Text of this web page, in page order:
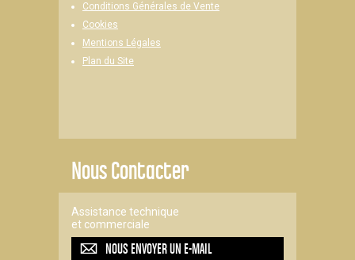
Conditions Générales de Vente
Cookies
Mentions Légales
Plan du Site
Nous Contacter
Assistance technique
et commerciale
NOUS ENVOYER UNE-MAIL